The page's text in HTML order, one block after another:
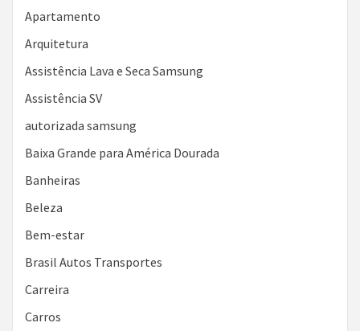
Apartamento
Arquitetura
Assistência Lava e Seca Samsung
Assistência SV
autorizada samsung
Baixa Grande para América Dourada
Banheiras
Beleza
Bem-estar
Brasil Autos Transportes
Carreira
Carros